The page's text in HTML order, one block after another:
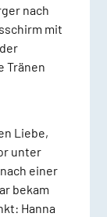
nach
mit
Tränen
Liebe,
unter
einer
bekam
Hanna